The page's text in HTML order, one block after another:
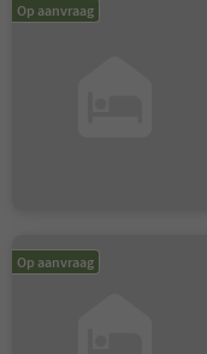
Op aanvraag
Op aanvraag